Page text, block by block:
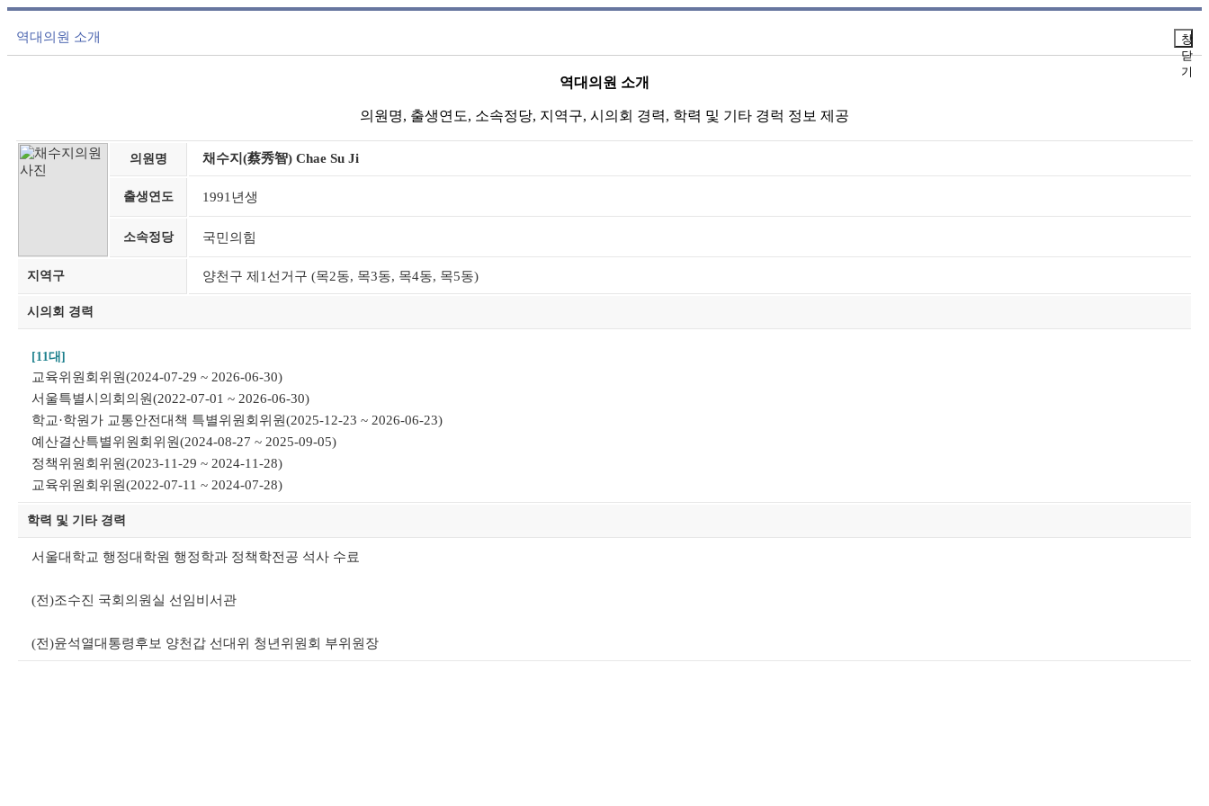
역대의원 소개
창
닫
기
역대의원 소개
의원명, 출생연도, 소속정당, 지역구, 시의회 경력, 학력 및 기타 경럭 정보 제공
의원명 채수지(蔡秀智) Chae Su Ji
출생연도 1991년생
소속정당 국민의힘
지역구 양천구 제1선거구 (목2동, 목3동, 목4동, 목5동)
시의회 경력
[11대]
교육위원회위원(2024-07-29 ~ 2026-06-30)
서울특별시의회의원(2022-07-01 ~ 2026-06-30)
학교·학원가 교통안전대책 특별위원회위원(2025-12-23 ~ 2026-06-23)
예산결산특별위원회위원(2024-08-27 ~ 2025-09-05)
정책위원회위원(2023-11-29 ~ 2024-11-28)
교육위원회위원(2022-07-11 ~ 2024-07-28)
학력 및 기타 경력
서울대학교 행정대학원 행정학과 정책학전공 석사 수료
(전)조수진 국회의원실 선임비서관
(전)윤석열대통령후보 양천갑 선대위 청년위원회 부위원장